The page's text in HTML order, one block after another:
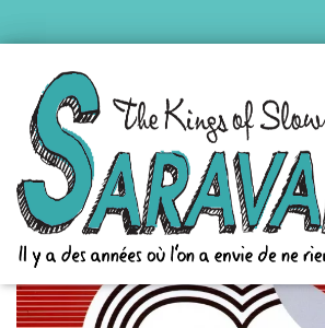
Accueil/ Catalogue Saravah / Etienne Brunet/ Love